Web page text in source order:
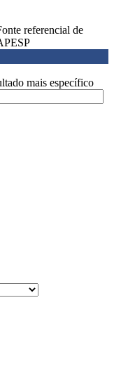
referencial de
mais específico